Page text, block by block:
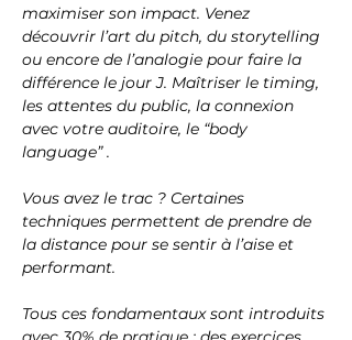
maximiser son impact. Venez
découvrir l’art du pitch, du storytelling
ou encore de l’analogie pour faire la
différence le jour J. Maîtriser le timing,
les attentes du public, la connexion
avec votre auditoire, le “body
language” .
Vous avez le trac ? Certaines
techniques permettent de prendre de
la distance pour se sentir à l’aise et
performant.
Tous ces fondamentaux sont introduits